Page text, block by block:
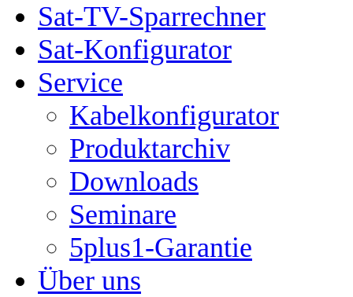
Sat-TV-Sparrechner
Sat-Konfigurator
Service
Kabelkonfigurator
Produktarchiv
Downloads
Seminare
5plus1-Garantie
Über uns